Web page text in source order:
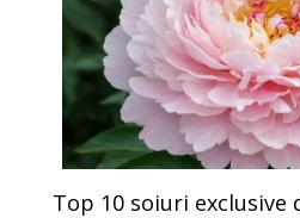
Top 10 soiuri exclusive